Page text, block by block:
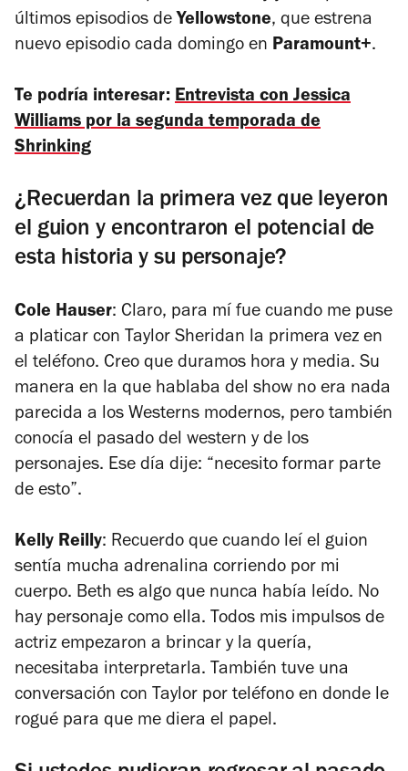
últimos episodios de Yellowstone, que estrena
nuevo episodio cada domingo en Paramount+.
Te podría interesar: Entrevista con Jessica
Williams por la segunda temporada de
Shrinking
¿Recuerdan la primera vez que leyeron
el guion y encontraron el potencial de
esta historia y su personaje?
Cole Hauser: Claro, para mí fue cuando me puse
a platicar con Taylor Sheridan la primera vez en
el teléfono. Creo que duramos hora y media. Su
manera en la que hablaba del show no era nada
parecida a los Westerns modernos, pero también
conocía el pasado del western y de los
personajes. Ese día dije: “necesito formar parte
de esto”.
Kelly Reilly: Recuerdo que cuando leí el guion
sentía mucha adrenalina corriendo por mi
cuerpo. Beth es algo que nunca había leído. No
hay personaje como ella. Todos mis impulsos de
actriz empezaron a brincar y la quería,
necesitaba interpretarla. También tuve una
conversación con Taylor por teléfono en donde le
rogué para que me diera el papel.